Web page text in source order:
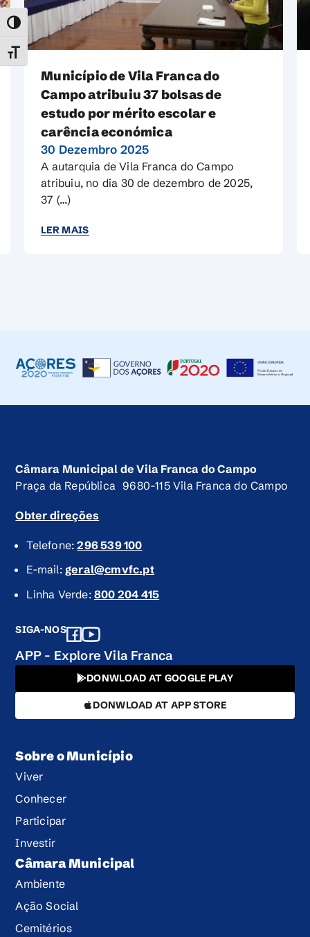
TOGGLE HIGH CONTRAST
TOGGLE FONT SIZE
Câmara Municipal de Vila Franca
do Campo atribui 47 bolsas de
estudo por mérito escolar e por
carência económica familiar
18 Setembro 2024
A autarquia de Vila Franca do Campo
atribuiu 47 bolsas de estudo por mérito
Câmara Municipal de Vila Franca do Campo
Praça da República 9680-115 Vila Franca do Campo
Obter direções
Telefone:296 539 100
E-mail: geral@cmvfc.pt
Linha Verde:800 204 415
SIGA-NOS
APP - Explore Vila Franca
DONWLOAD AT GOOGLE PLAY
DONWLOAD AT APP STORE
Sobre o Município
Viver
Conhecer
Participar
Investir
Câmara Municipal
Ambiente
Ação Social
Cemitérios